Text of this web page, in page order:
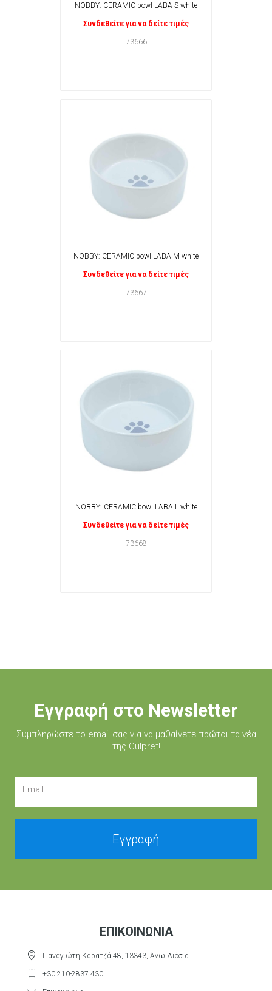
NOBBY: CERAMIC bowl LABA S white
Συνδεθείτε για να δείτε τιμές
73666
NOBBY: CERAMIC bowl LABA M white
Συνδεθείτε για να δείτε τιμές
73667
NOBBY: CERAMIC bowl LABA L white
Συνδεθείτε για να δείτε τιμές
73668
Εγγραφή στο Newsletter
Συμπληρώστε τo email σας για να μαθαίνετε πρώτοι τα νέα
της Culpret!
Email
Εγγραφή
ΕΠΙΚΟΙΝΩΝΊΑ
Παναγιώτη Καρατζά 48, 13343, Άνω Λιόσια
+30 210-2837 430